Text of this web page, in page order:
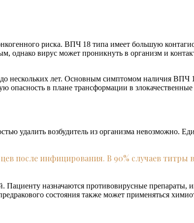
риска. ВПЧ 18 типа имеет большую
однако вирус может проникнуть в организм и
нескольких лет. Основным симптомом наличия ВПЧ
в плане трансформации в злокачественные
удалить возбудитель из организма невозможно.
после инфицирования. В 90% случаев титры
Пациенту назначаются противовирусные препараты,
состояния также может применяться